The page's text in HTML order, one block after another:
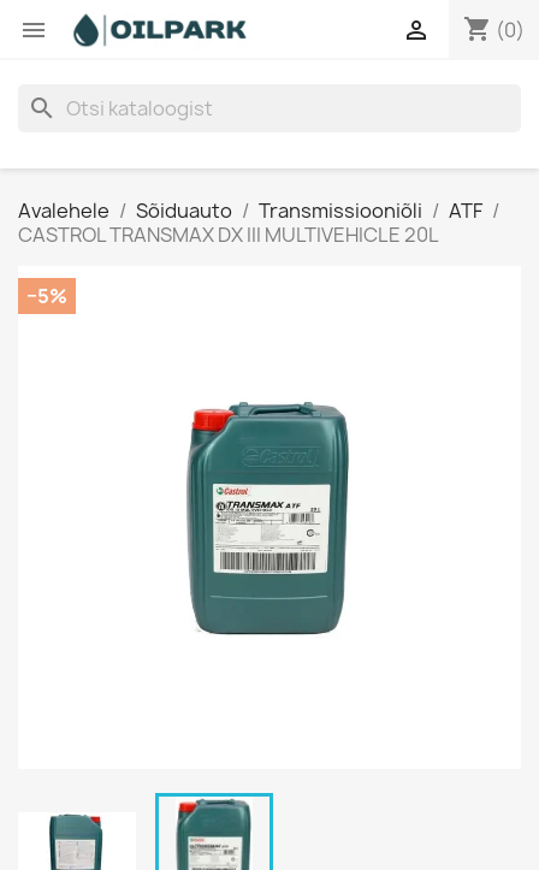
 shopping_cart (0)

search
Avalehele Sõiduauto Transmissiooniõli
ATF
CASTROL TRANSMAX DX III MULTIVEHICLE 20L
−5%